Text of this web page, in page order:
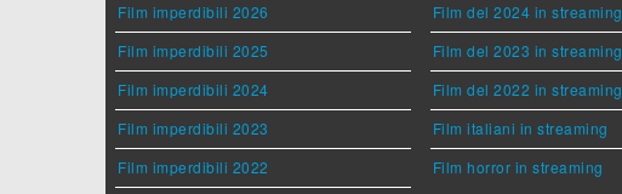
Film imperdibili 2026
Film imperdibili 2025
Film imperdibili 2024
Film imperdibili 2023
Film imperdibili 2022
Film del 2024 in streaming
Film del 2023 in streaming
Film del 2022 in streaming
Film italiani in streaming
Film horror in streaming